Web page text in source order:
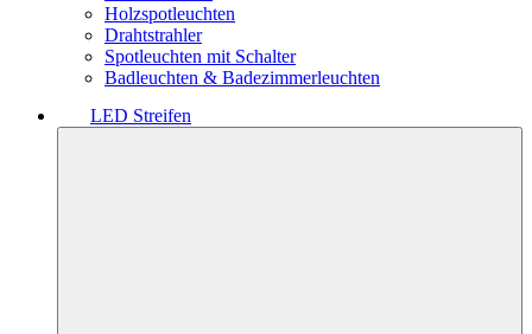
Holzspotleuchten
Drahtstrahler
Spotleuchten mit Schalter
Badleuchten & Badezimmerleuchten
LED Streifen